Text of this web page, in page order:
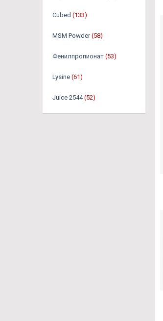
Cubed (133)
MSM Powder (58)
Фенилпропионат (53)
Lysine (61)
Juice 2544 (52)